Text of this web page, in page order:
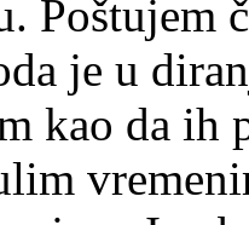
Poštujem
je u
kao da